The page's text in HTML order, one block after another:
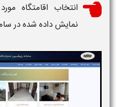
انتخاب اقامتگاه
نمایش داده شده در